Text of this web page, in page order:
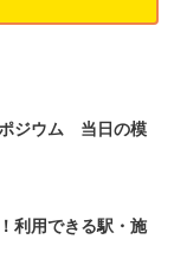
ポジウム 当日の模
利用できる駅・施